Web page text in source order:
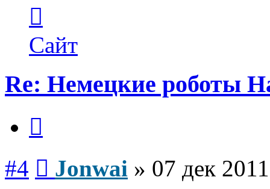
пользователя
Jonwai
Сайт
Re: Немецкие роботы
#4 Jonwai » 07 дек